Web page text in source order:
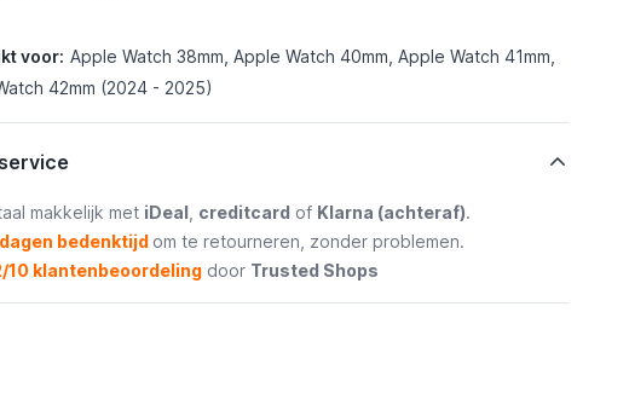
voor: Apple Watch 38mm, Apple Watch 40mm, Apple Watch 41mm,
42mm (2024 - 2025)
makkelijk met iDeal creditcard of Klarna (achteraf).
bedenktijd om te retourneren, zonder problemen.
10 klantenbeoordelingdoor Trusted Shops